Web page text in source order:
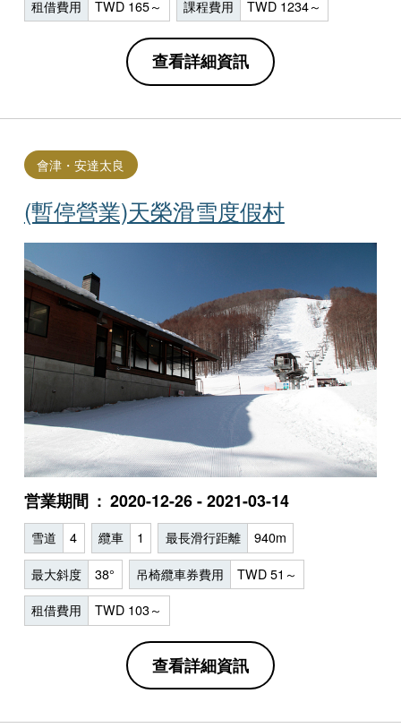
租借費用 TWD 165～ 課程費用 TWD 1234～
查看詳細資訊
(暫停營業)天榮滑雪度假村
會津・安達太良
営業期間 2020-12-26 - 2021-03-14
雪道 4 纜車 1 最長滑行距離 940m
最大斜度 38° 吊椅纜車券費用 TWD 51～
租借費用 TWD 103～
查看詳細資訊